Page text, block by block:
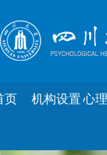
页 机构设置心